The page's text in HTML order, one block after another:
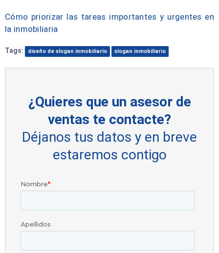
Cómo priorizar las tareas importantes y urgentes en
la inmobiliaria
Tags: diseño de slogan inmobiliario slogan inmobiliario
¿Quieres que un asesor de
ventas te contacte?
Déjanos tus datos y en breve
estaremos contigo